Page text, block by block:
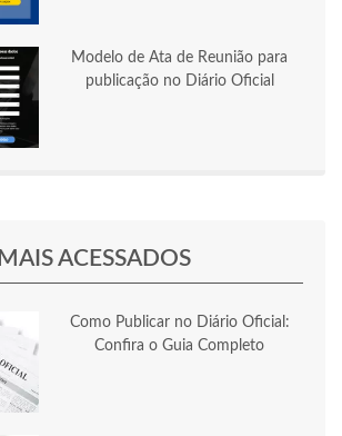
Modelo de Ata de Reunião para
publicação no Diário Oficial
MAIS ACESSADOS
Como Publicar no Diário Oficial:
Confira o Guia Completo